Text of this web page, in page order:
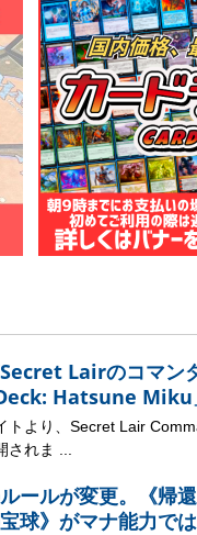
Lairのコマン
Hatsune Miku
トより、Secret Lair
れま ...
ールが変更。《帰
球》がマナ能力で